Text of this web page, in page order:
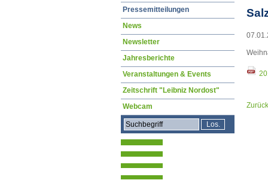
Zurück
Navigation
Pressemitteilungen
News
Newsletter
Jahresberichte
Veranstaltungen & Events
Zeitschrift "Leibniz Nordost"
Webcam